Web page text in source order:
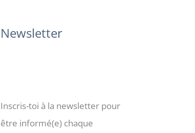
:Newsletter
Inscris-toi à la newsletter pour
être informé(e) chaque